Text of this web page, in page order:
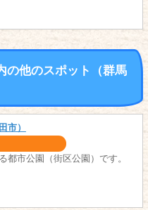
の他のスポット（群馬
市）
都市公園（街区公園）です。